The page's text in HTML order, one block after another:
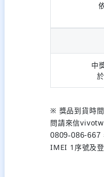
中
※ 獎品到貨時
問請來信
0809-086-667
IMEI 1序號及